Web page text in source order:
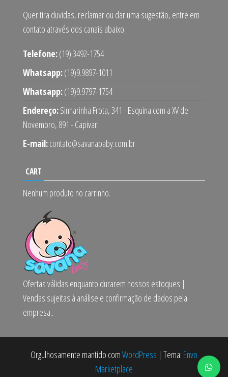
Quer tira duvidas, reclamar ou dar uma sugestão, entre em
contato através dos canais abaixo.
Telefone:(19) 3492-1754
Whatsapp:(19)9.9897-1011
Whatsapp:(19)9.9797-1754
Endereço:Sinharinha Frota, 341 - Esquina com a XV de
Novembro, 891 - Capivari
E-mail:contato@savanababy.com.br
CART
Nenhum produto no carrinho.
Ofertas válidas enquanto durarem nossos estoques |
Vendas sujeitas à análise e confirmação de dados pela
empresa..
Orgulhosamente mantido comWordPress | Tema: Envo
Marketplace